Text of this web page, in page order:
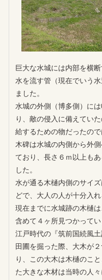
巨大な水城には内部を横
水を流す管（現在でいう
ました。
水城の外側（博多側）に
り、敵の侵入に備えてい
給するための物だったの
木碑は水城の内側から外
ており、長さ６ｍ以上も
した。
水が通る木樋内側のサイ
どで、大人の人が十分入
現在までに水城跡の木樋
含めて４ヶ所見つかってい
江戸時代の『筑前国続風
田圃を掘った際、大木が
り、この大木は木樋のこ
た大きな木材は当時の人